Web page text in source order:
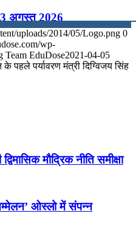
अगस्त 2026
जुलाई 2026
जुलाई 2026
जुलाई 2026
uploads/2014/05/Logo.png 0
wp-
Team EduDose2021-04-05
के पहले पर्यावरण मंत्री दिग्विजय सिंह
मौद्रिक नीति समीक्षा
ओस्लो में संपन्न